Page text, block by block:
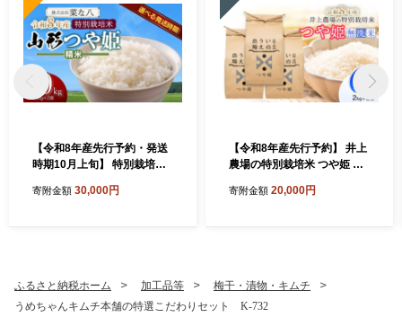
【令和8年産先行予約・発送
時期10月上旬】 特別栽培米
2) 山形県鶴岡市産 株式会
寄附金額 30,000円
【令和8年産先行予約】 井上
農場の特別栽培米 つや姫 無
56 山形県鶴岡市
寄附金額 20,000円
ふるさと納税ホーム 加工品等
梅干・漬物・キムチ
うめちゃんキムチ本舗の特選こだわりセット K-732